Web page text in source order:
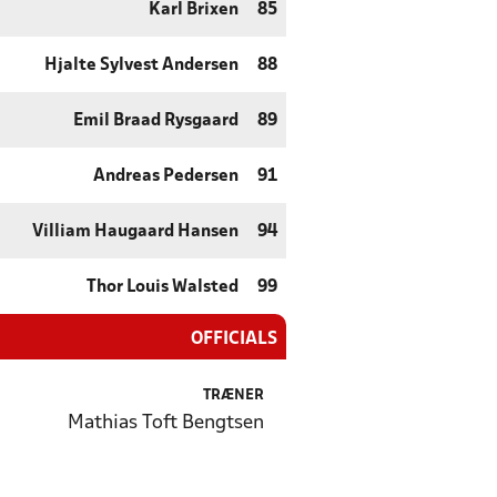
Karl Brixen 85
Hjalte Sylvest Andersen 88
Emil Braad Rysgaard 89
Andreas Pedersen 91
Villiam Haugaard Hansen 94
Thor Louis Walsted 99
OFFICIALS
TRÆNER
Mathias Toft Bengtsen